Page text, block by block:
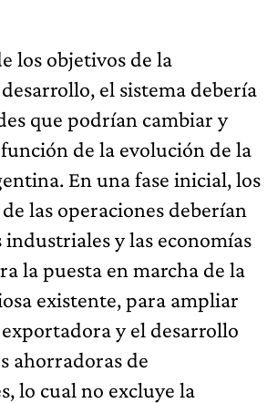
los objetivos de la
el sistema debería
que podrían cambiar y
de la evolución de la
En una fase inicial, los
las operaciones deberían
industriales y las economías
la puesta en marcha de la
existente, para ampliar
y el desarrollo
ahorradoras de
lo cual no excluye la